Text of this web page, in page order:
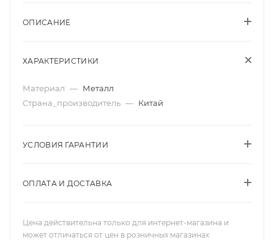
ОПИСАНИЕ
ХАРАКТЕРИСТИКИ
Материал — Металл
Страна_производитель — Китай
УСЛОВИЯ ГАРАНТИИ
ОПЛАТА И ДОСТАВКА
Цена действительна только для интернет-магазина и
может отличаться от цен в розничных магазинах